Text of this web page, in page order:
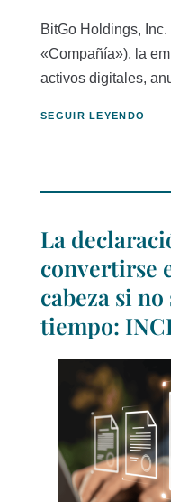
BitGo Holdings,
«Compañía»), la
activos digitales,
SEGUIR LEYENDO
La
convertirse
cabeza si
tiempo: